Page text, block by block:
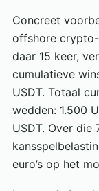
Concreet
offshore
daar 15 keer,
cumulatieve
USDT. Totaal
wedden: 1.500
USDT. Over
euro’s op het